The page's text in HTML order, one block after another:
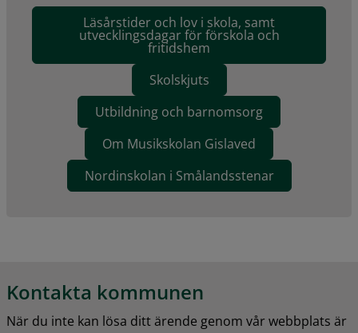
Läsårstider och lov i skola, samt
utvecklingsdagar för förskola och
fritidshem
Skolskjuts
Utbildning och barnomsorg
Om Musikskolan Gislaved
Nordinskolan i Smålandsstenar
Kontakta kommunen
När du inte kan lösa ditt ärende genom vår webbplats är